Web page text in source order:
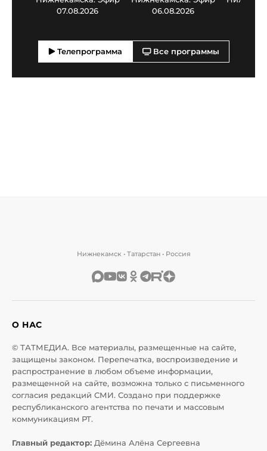
07.08.2026
06.08.2026
Телепрограмма Все программы
Нижнекамск • Татарстан • Россия
О НАС
© ТАТМЕДИА. Все материалы, размещенные на сайте,
защищены законом. Перепечатка, воспроизведение и
распространение в любом объеме информации,
размещенной на сайте, возможна только с письменного
согласия редакций СМИ. Создано при поддержке
республиканского агентства по печати и массовым
коммуникациям РТ.
Главный редактор: Дёмина Алёна Сергеевна